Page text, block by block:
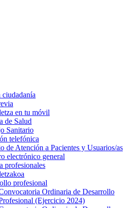
ciudadanía
en tu móvil
de Salud
Sanitario
telefónica
de Atención a Pacientes y Usuarios/as
electrónico general
profesionales
profesional
Ordinaria de Desarrollo
(Ejercicio 2024)